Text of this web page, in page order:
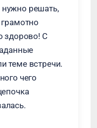
решать,
здорово! С
теме встречи.
чего